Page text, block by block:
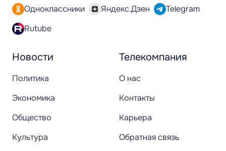
Новости
Политика
Экономика
Общество
Культура
Телекомпания
О нас
Контакты
Карьера
Обратная связь
Одноклассники
Яндекс.Дзен
Telegram
Rutube